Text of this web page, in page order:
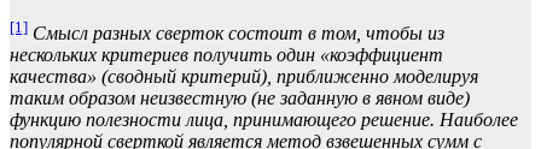
[1] Смысл разных сверток состоит в том, чтобы из
нескольких критериев получить один «коэффициент
качества» (сводный критерий), приближенно моделируя
таким образом неизвестную (не заданную в явном виде)
функцию полезности лица, принимающего решение. Наиболее
популярной сверткой является метод взвешенных сумм с